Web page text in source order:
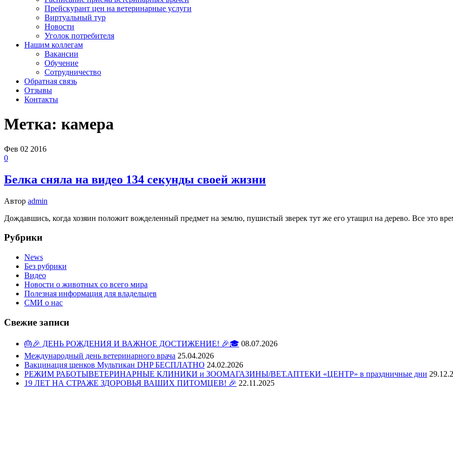
Прейскурант цен на ветеринарные услуги
Виртуальный тур
Новости
Уголок потребителя
Нашим коллегам
Вакансии
Обучение
Сотрудничество
Обратная связь
Отзывы
Контакты
Метка: камера
Фев 02 2016
0
Белка сняла на видео 134 секунды своей жизни
Автор admin
Дождавшись, когда хозяин положит вожделенный предмет на землю, пушистый зверек тут же его утащил на дерево. Все это
Рубрики
News
Без рубрики
Видео
Новости о животных со всего мира
Полезная информация для владельцев
СМИ о нас
Свежие записи
🎂🎉 ДЕНЬ РОЖДЕНИЯ И ВАЖНОЕ ДОСТИЖЕНИЕ! 🎉🎓 08.07.2026
Международный день ветеринарного врача 25.04.2026
Вакцинация щенков Мультикан DHP БЕСПЛАТНО 24.02.2026
РЕЖИМ РАБОТЫВЕТЕРИНАРНЫЕ КЛИНИКИ и ЗООМАГАЗИНЫ/ВЕТ.АПТЕКИ «ЦЕНТР» в праздничные дни
19 ЛЕТ НА СТРАЖЕ ЗДОРОВЬЯ ВАШИХ ПИТОМЦЕВ! 🎉 22.11.2025